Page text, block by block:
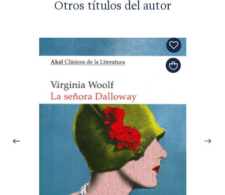
Otros títulos del autor